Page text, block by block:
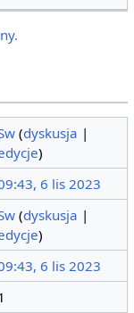
(dyskusja |
)
6 lis 2023
(dyskusja |
)
6 lis 2023